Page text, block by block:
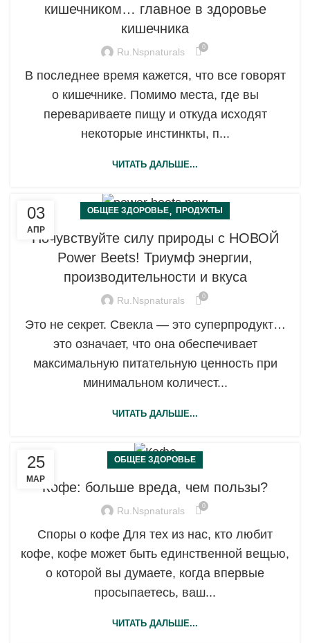
кишечником… главное в здоровье
кишечника
Ru.nspnaturals 0
В последнее время кажется, что все говорят
о кишечнике. Помимо места, где вы
перевариваете пищу и откуда исходят
некоторые инстинкты, п...
ЧИТАТЬ ДАЛЬШЕ...
03
АПР
ОБЩЕЕ ЗДОРОВЬЕ, ПРОДУКТЫ
Почувствуйте силу природы с НОВОЙ
Power Beets! Триумф энергии,
производительности и вкуса
Ru.nspnaturals 0
Это не секрет. Свекла — это суперпродукт…
это означает, что она обеспечивает
максимальную питательную ценность при
минимальном количест...
ЧИТАТЬ ДАЛЬШЕ...
25
МАР
ОБЩЕЕ ЗДОРОВЬЕ
Кофе: больше вреда, чем пользы?
Ru.nspnaturals 0
Споры о кофе Для тех из нас, кто любит
кофе, кофе может быть единственной вещью,
о которой вы думаете, когда впервые
просыпаетесь, ваш...
ЧИТАТЬ ДАЛЬШЕ...